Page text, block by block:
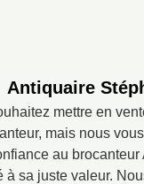
Antiquaire
mettre en
mais nous
au
à sa juste valeur.